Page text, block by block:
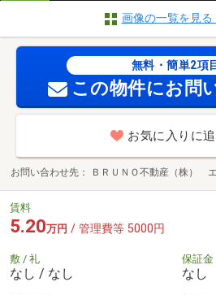
画像の一覧を見る
無料・簡単2項
この物件にお問
お気に入りに
お問い合わせ先 ＢＲＵＮＯ不動産（株）
賃料
5.20万円 / 管理費等 5000円
敷 / 礼
なし / なし
保証金
なし